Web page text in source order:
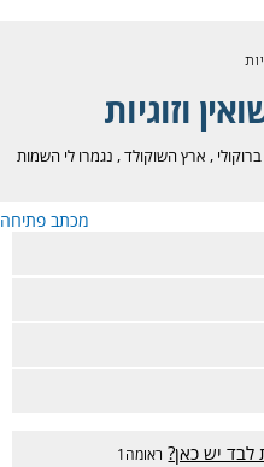
וזוגיות
ברוקולי , ארץ השוקולד, נגמרו לי השמות
מכתב פתיחה
יש כאן? ראומה1